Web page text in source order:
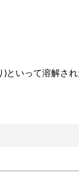
といって溶解さ